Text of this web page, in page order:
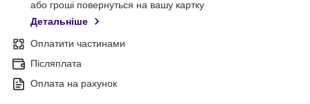
або гроші повернуться на вашу картку
Детальніше
Оплатити частинами
Післяплата
Оплата на рахунок